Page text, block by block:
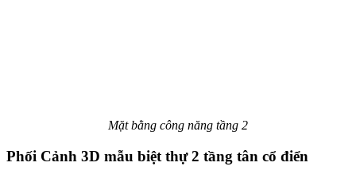
Mặt bằng công năng tầng 2
Phối Cảnh 3D mẫu biệt thự 2 tầng tân cổ điển